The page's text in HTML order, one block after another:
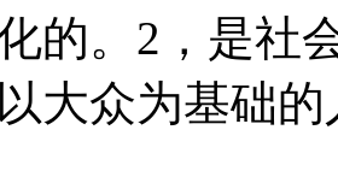
的。2，是社
大众为基础